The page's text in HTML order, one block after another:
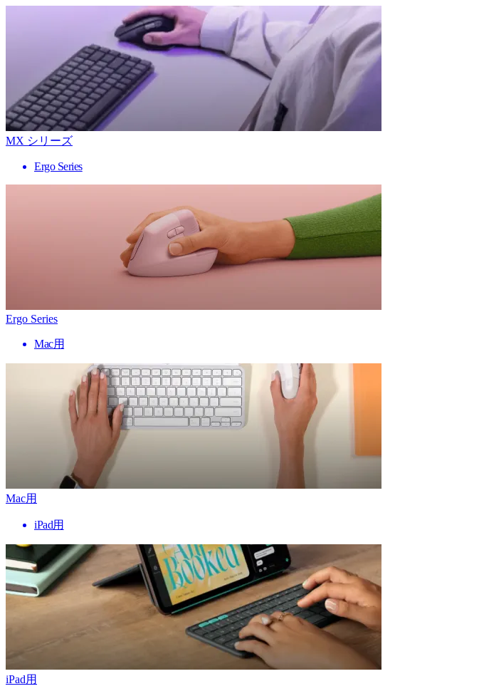
MX シリーズ
Ergo Series
Ergo Series
Mac用
Mac用
iPad用
iPad用